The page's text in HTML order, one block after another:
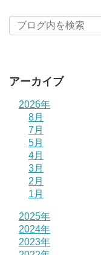
アーカイブ
2026年
8月
7月
5月
4月
3月
2月
1月
2025年
2024年
2023年